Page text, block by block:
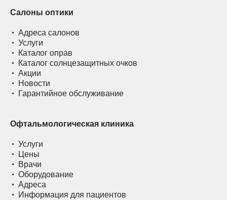
Салоны оптики
Адреса салонов
Услуги
Каталог оправ
Каталог солнцезащитных очков
Акции
Новости
Гарантийное обслуживание
Офтальмологическая клиника
Услуги
Цены
Врачи
Оборудование
Адреса
Информация для пациентов